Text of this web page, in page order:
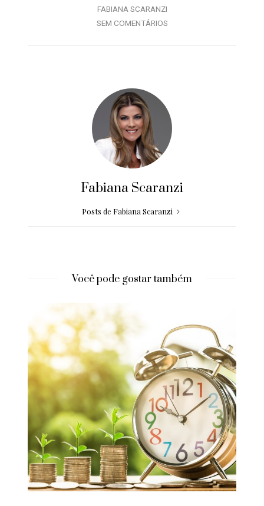
FABIANA SCARANZI
SEM COMENTÁRIOS
Fabiana Scaranzi
Posts de Fabiana Scaranzi
Você pode gostar também